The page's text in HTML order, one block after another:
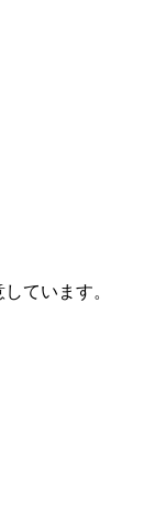
ています。